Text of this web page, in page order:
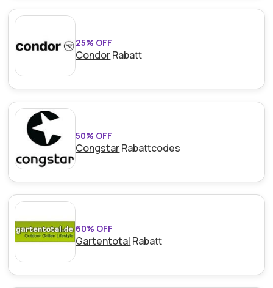
25% OFF
CondorRabatt
50% OFF
CongstarRabattcodes
60% OFF
Gartentotal Rabatt